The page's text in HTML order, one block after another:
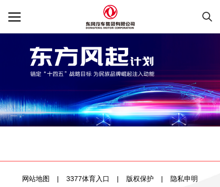
网站地图 | 3377体育入口 | 版权保护 | 隐私申明